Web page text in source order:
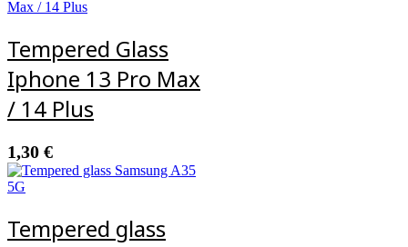
Tempered Glass
Iphone 13 Pro Max
/ 14 Plus
1,30 €
Tempered glass